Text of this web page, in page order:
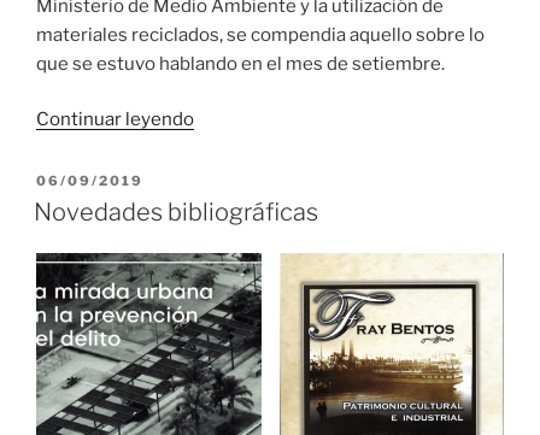
Ministerio de Medio Ambiente y la utilización de
materiales reciclados, se compendia aquello sobre lo
que se estuvo hablando en el mes de setiembre.
Continuar leyendo«Relevo
uruguaya
setiembre
de
2019»
PUBLICADO
EL
06/09/2019
Novedades bibliográficas